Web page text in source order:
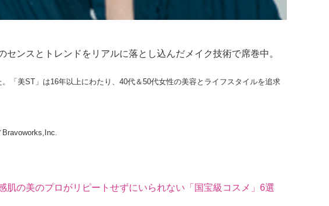
ンスとトレンドをリアルに落とし込んだメイク技術で席巻中。
「美ST」は16年以上にわたり、40代＆50代女性の美容とライフスタイルを追求
肌の美のプロがリピートせずにいられない「国宝級コスメ」6選